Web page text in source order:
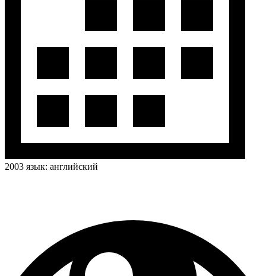
2003 язык: английский